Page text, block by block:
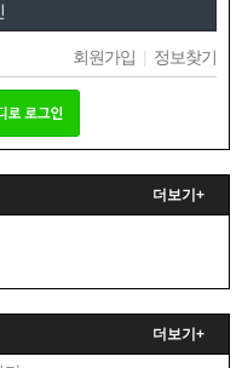
회원가입 | 정보찾기
더보기+
더보기+